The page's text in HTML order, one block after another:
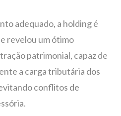
adequado, a holding é
revelou um ótimo
patrimonial, capaz de
a carga tributária dos
conflitos de